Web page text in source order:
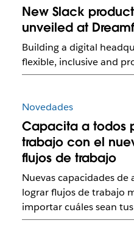
New Slack
unveiled at
Building a digital
flexible, inclusive and
Novedades
Capacita a todos
trabajo con el
flujos de trabajo
Nuevas capacidades
lograr flujos de trabajo
importar cuáles sean